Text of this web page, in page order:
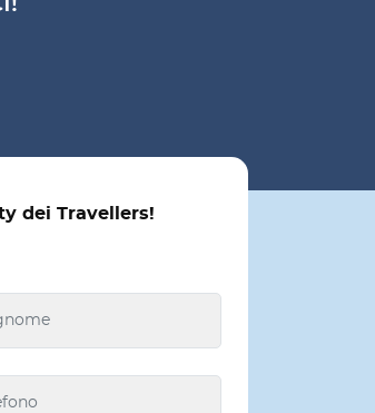
dei Travellers!